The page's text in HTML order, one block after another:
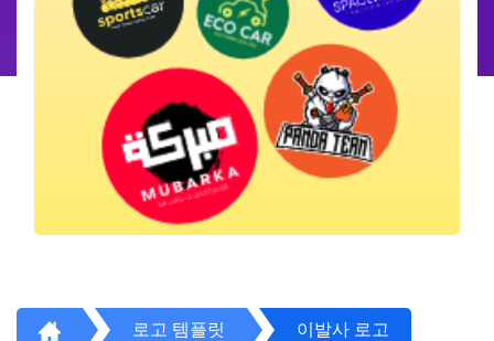
로고 템플릿 이발사 로고